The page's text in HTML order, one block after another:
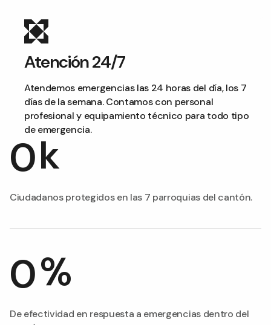
Atención 24/7
Atendemos emergencias las 24 horas del día, los 7
días de la semana. Contamos con personal
profesional y equipamiento técnico para todo tipo
de emergencia.
0k
Ciudadanos protegidos en las 7 parroquias del cantón.
0%
De efectividad en respuesta a emergencias dentro del